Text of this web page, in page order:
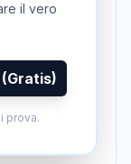
il vero
prova.